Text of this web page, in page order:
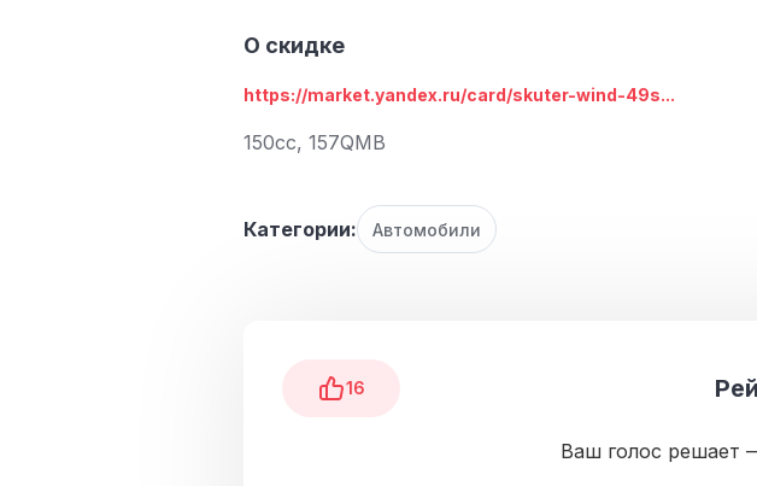
О скидке
https://market.yandex.ru/card/skuter-wind-49s...
150cc, 157QMB
Категории: Автомобили
16
Ваш голос решает